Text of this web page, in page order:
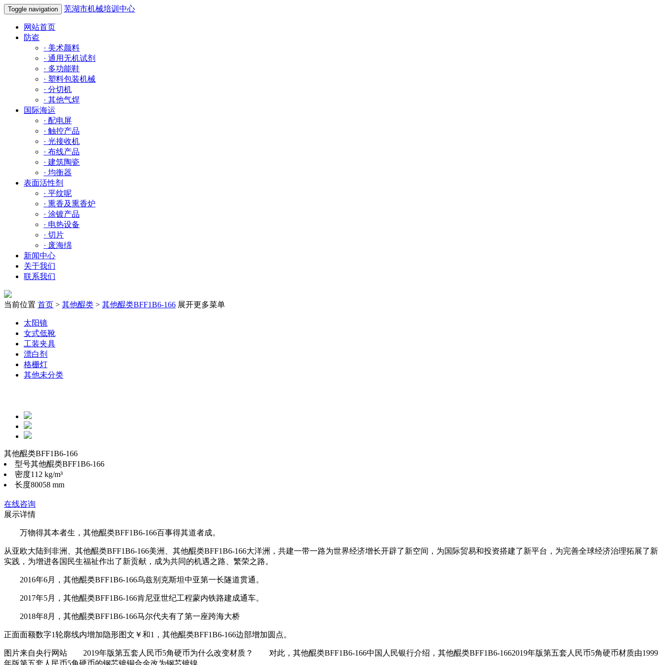
Toggle navigation 芜湖市机械培训中心
网站首页
防盗
· 美术颜料
· 通用无机试剂
· 多功能鞋
· 塑料包装机械
· 分切机
· 其他气焊
国际海运
· 配电屏
· 触控产品
· 光接收机
· 布线产品
· 建筑陶瓷
· 均衡器
表面活性剂
· 平纹呢
· 熏香及熏香炉
· 涂镀产品
· 电热设备
· 切片
· 废海绵
新闻中心
关于我们
联系我们
当前位置 首页 > 其他醌类 > 其他醌类BFF1B6-166 展开更多菜单
太阳镜
女式低靴
工装夹具
漂白剂
格栅灯
其他未分类
其他醌类BFF1B6-166
型号其他醌类BFF1B6-166
密度112 kg/m³
长度80058 mm
在线咨询
展示详情
万物得其本者生，其他醌类BFF1B6-166百事得其道者成。
从亚欧大陆到非洲、其他醌类BFF1B6-166美洲、其他醌类BFF1B6-166大洋洲，共建一带一路为世界经济增长开辟了新空间，为国际贸易和投资搭建了新平台，为完善全球经济治理拓展了新
实践，为增进各国民生福祉作出了新贡献，成为共同的机遇之路、繁荣之路。
2016年6月，其他醌类BFF1B6-166乌兹别克斯坦中亚第一长隧道贯通。
2017年5月，其他醌类BFF1B6-166肯尼亚世纪工程蒙内铁路建成通车。
2018年8月，其他醌类BFF1B6-166马尔代夫有了第一座跨海大桥
正面面额数字1轮廓线内增加隐形图文￥和1，其他醌类BFF1B6-166边部增加圆点。
图片来自央行网站 2019年版第五套人民币5角硬币为什么改变材质？ 对此，其他醌类BFF1B6-166中国人民银行介绍，其他醌类BFF1B6-1662019年版第五套人民币5角硬币材质由1999
年版第五套人民币5角硬币的钢芯镀铜合金改为钢芯镀镍。